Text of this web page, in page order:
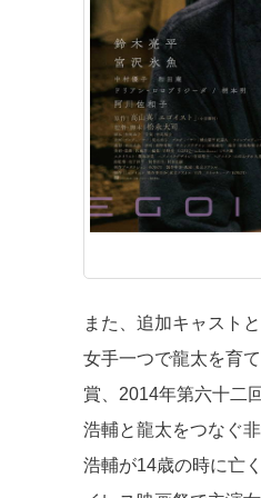
また、追加キャスト
女手一つで龍太を育
賞、2014年第六十二
浩輔と龍太をつなぐ
浩輔が14歳の時に亡